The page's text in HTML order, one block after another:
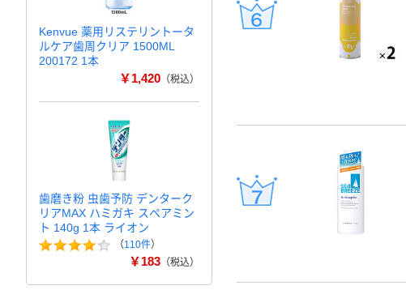
Kenvue 薬用リステリントータ
ルケア歯周クリア 1500ML
200172 1本
￥1,420 （税込）
歯磨き粉 虫歯予防 デンターク
リアMAX ハミガキ スペアミン
ト 140g 1本 ライオン
（110件）
￥183 （税込）